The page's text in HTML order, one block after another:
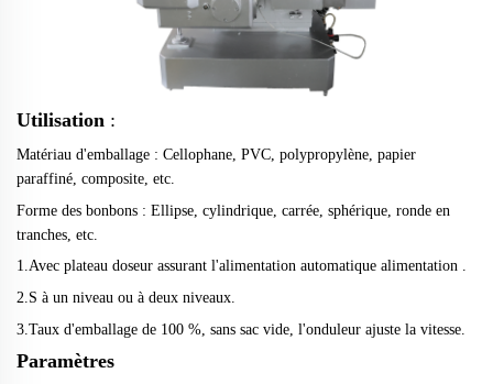
Utilisation :
Matériau d'emballage : Cellophane, PVC, polypropylène, papier
paraffiné, composite, etc.
Forme des bonbons : Ellipse, cylindrique, carrée, sphérique, ronde en
tranches, etc.
1.Avec plateau doseur assurant l'alimentation automatique alimentation .
2.S à un niveau ou à deux niveaux.
3. Taux d'emballage de 100 %, sans sac vide, l'onduleur ajuste la vitesse.
Paramètres